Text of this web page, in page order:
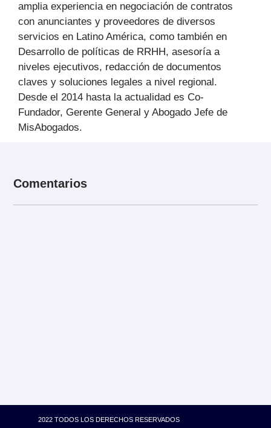
amplia experiencia en negociación de contratos
con anunciantes y proveedores de diversos
servicios en Latino América, como también en
Desarrollo de políticas de RRHH, asesoría a
niveles ejecutivos, redacción de documentos
claves y soluciones legales a nivel regional.
Desde el 2014 hasta la actualidad es Co-
Fundador, Gerente General y Abogado Jefe de
MisAbogados.
Comentarios